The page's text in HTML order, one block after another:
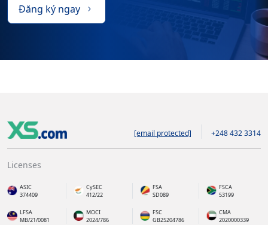
Đăng ký ngay
[email protected] +248 432 3314
Licenses
ASIC
374409
CySEC
412/22
FSA
SD089
FSCA
53199
LFSA
MB/21/0081
MOCI
2024/786
FSC
GB25204786
CMA
2020000339